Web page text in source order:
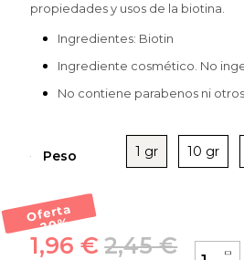
propiedades y usos de la biotina.
Ingredientes: Biotin
Ingrediente cosmético. No
No contiene parabenos ni
Peso 1 gr 10 gr
Oferta
-20
%
2,45 €
1,96 € +